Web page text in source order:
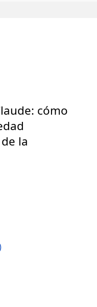
cómo
la